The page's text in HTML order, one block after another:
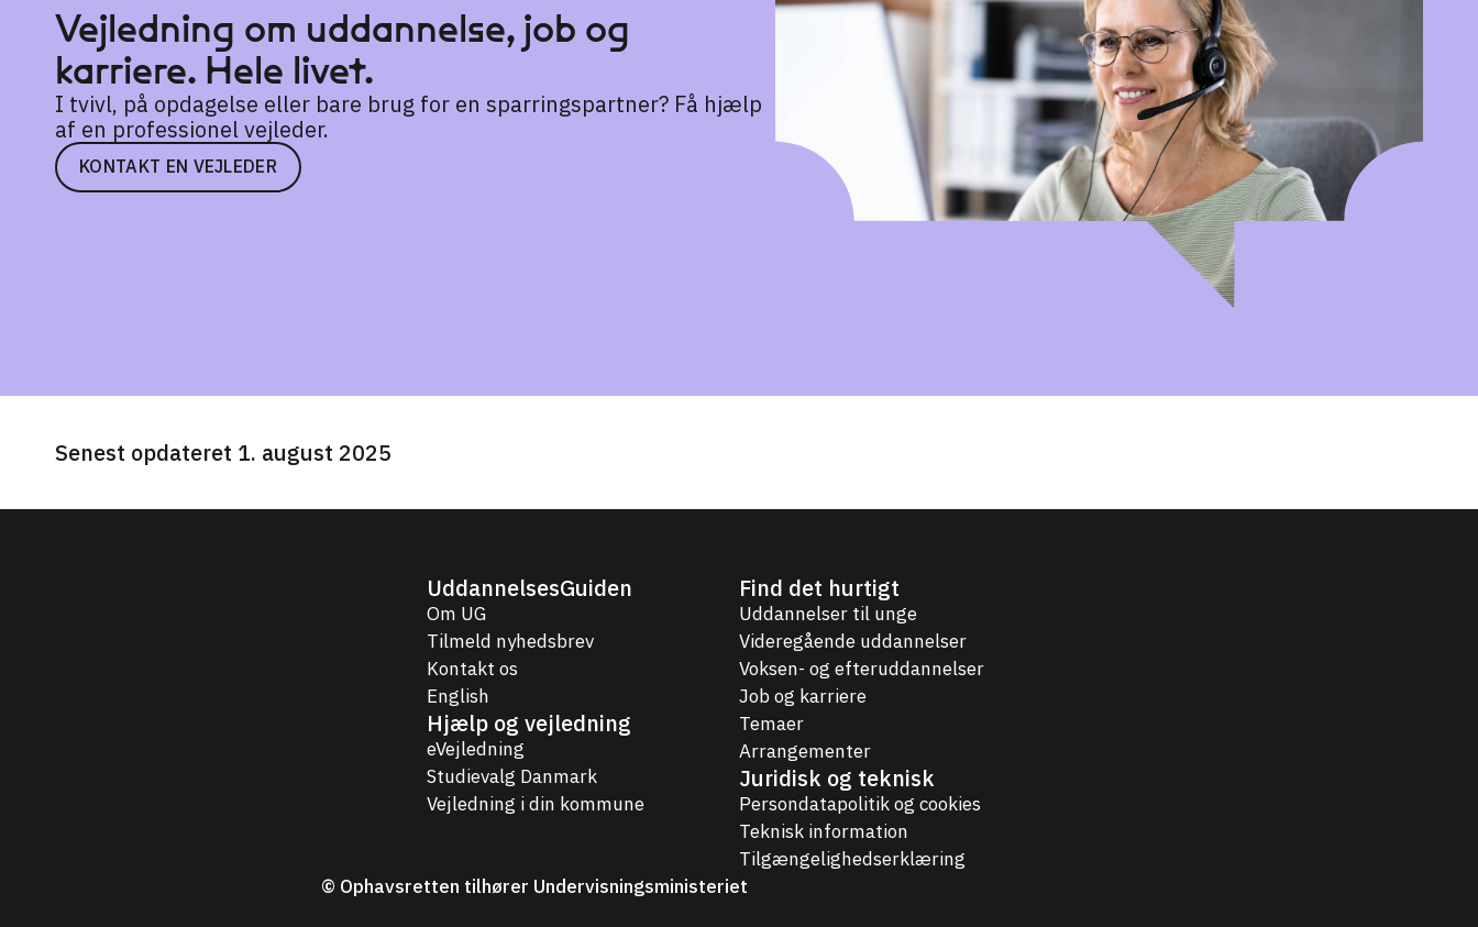
Vejledning om uddannelse, job og
karriere. Hele livet.
I tvivl, på opdagelse eller bare brug for en sparringspartner? Få hjælp
af en professionel vejleder.
KONTAKT EN VEJLEDER
Senest opdateret 1. august 2025
UddannelsesGuiden
Om UG
Tilmeld nyhedsbrev
Kontakt os
English
Hjælp og vejledning
eVejledning
Studievalg Danmark
Vejledning i din kommune
Find det hurtigt
Uddannelser til unge
Videregående uddannelser
Voksen- og efteruddannelser
Job og karriere
Temaer
Arrangementer
Juridisk og teknisk
Persondatapolitik og cookies
Teknisk information
Tilgængelighedserklæring
© Ophavsretten tilhører Undervisningsministeriet